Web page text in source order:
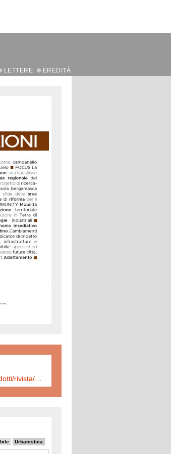
LETTERE EREDITÀ
Urbanistica